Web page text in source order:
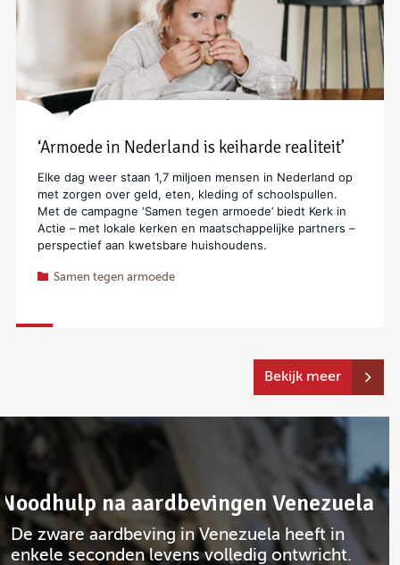
‘Armoede in Nederland is keiharde realiteit’
Elke dag weer staan 1,7 miljoen mensen in Nederland op
met zorgen over geld, eten, kleding of schoolspullen.
Met de campagne ‘Samen tegen armoede’ biedt Kerk in
Actie – met lokale kerken en maatschappelijke partners –
perspectief aan kwetsbare huishoudens.
Samen tegen armoede
Bekijk meer
Noodhulp na aardbevingen Venezuela
De zware aardbeving in Venezuela heeft in
enkele seconden levens volledig ontwricht.